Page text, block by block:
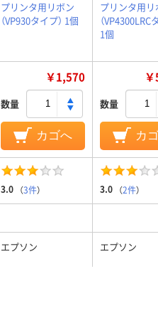
プリンタ用リボン
（VP930タイプ） 1個
プリンタ用リ
（VP4300LRC
1個
￥1,570
数量
カゴへ
数量
カ
3.0 （3件） 3.0 （2件）
エプソン エプソン